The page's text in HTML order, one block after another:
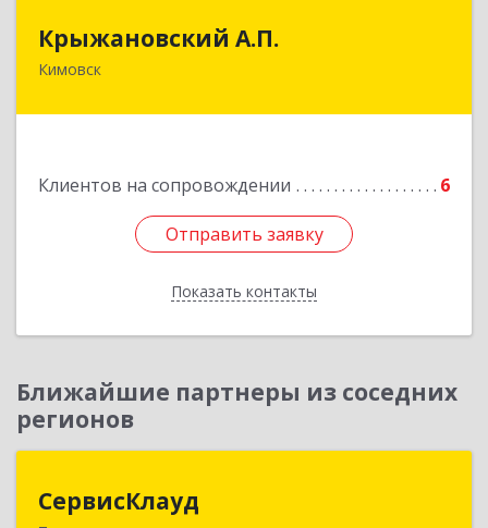
Крыжановский А.П.
Кимовск
Клиентов на сопровождении 6
Отправить заявку
Показать контакты
Крыжановский А.П.
Отправить заявку
Назад
Ближайшие партнеры из соседних
регионов
СервисКлауд